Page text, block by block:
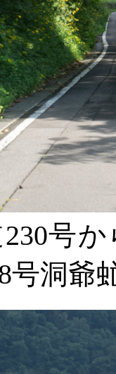
号
号洞爺